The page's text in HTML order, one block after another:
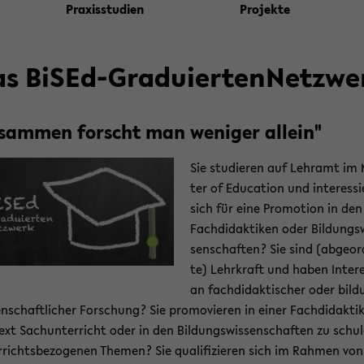
Pra­xis­stu­di­en Pro­jek­te
BiSEd-​
forscht man we­ni­ger al­lein"
Sie stu­die­ren auf Lehr­amt im
ter of Edu­ca­ti­on und
sich für eine Pro­mo­ti­on in den
Fach­di­dak­ti­ken oder
sen­schaf­ten? Sie sind
te) Lehr­kraft und haben
an fach­di­dak­ti­scher oder
For­schung? Sie pro­mo­vie­ren in einer
Sach­un­ter­richt oder in den Bil­dungs­wis­sen­schaf­ten zu
The­men? Sie qua­li­fi­zie­ren sich im Rah­men